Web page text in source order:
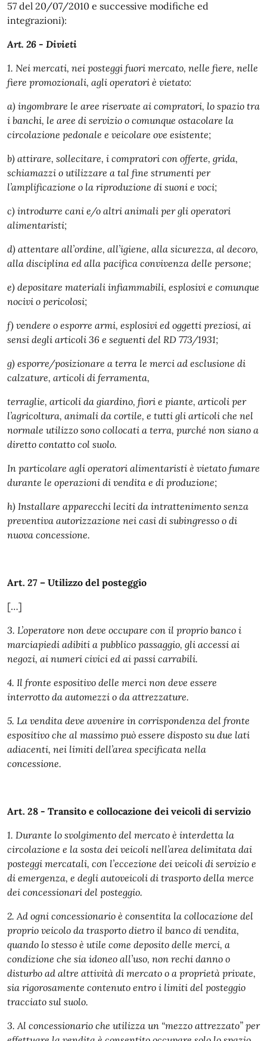
57 del 20/07/2010 e successive modifiche ed
integrazioni):
Art. 26 - Divieti
1. Nei mercati, nei posteggi fuori mercato, nelle fiere, nelle
fiere promozionali, agli operatori è vietato:
a) ingombrare le aree riservate ai compratori, lo spazio tra
i banchi, le aree di servizio o comunque ostacolare la
circolazione pedonale e veicolare ove esistente;
b) attirare, sollecitare, i compratori con offerte, grida,
schiamazzi o utilizzare a tal fine strumenti per
l’amplificazione o la riproduzione di suoni e voci;
c) introdurre cani e/o altri animali per gli operatori
alimentaristi;
d) attentare all’ordine, all’igiene, alla sicurezza, al decoro,
alla disciplina ed alla pacifica convivenza delle persone;
e) depositare materiali infiammabili, esplosivi e comunque
nocivi o pericolosi;
f) vendere o esporre armi, esplosivi ed oggetti preziosi, ai
sensi degli articoli 36 e seguenti del RD 773/1931;
g) esporre/posizionare a terra le merci ad esclusione di
calzature, articoli di ferramenta,
terraglie, articoli da giardino, fiori e piante, articoli per
l’agricoltura, animali da cortile, e tutti gli articoli che nel
normale utilizzo sono collocati a terra, purché non siano a
diretto contatto col suolo.
In particolare agli operatori alimentaristi è vietato fumare
durante le operazioni di vendita e di produzione;
h) Installare apparecchi leciti da intrattenimento senza
preventiva autorizzazione nei casi di subingresso o di
nuova concessione.
Art. 27 – Utilizzo del posteggio
[…]
3. L’operatore non deve occupare con il proprio banco i
marciapiedi adibiti a pubblico passaggio, gli accessi ai
negozi, ai numeri civici ed ai passi carrabili.
4. Il fronte espositivo delle merci non deve essere
interrotto da automezzi o da attrezzature.
5. La vendita deve avvenire in corrispondenza del fronte
espositivo che al massimo può essere disposto su due lati
adiacenti, nei limiti dell’area specificata nella
concessione.
Art. 28 - Transito e collocazione dei veicoli di servizio
1. Durante lo svolgimento del mercato è interdetta la
circolazione e la sosta dei veicoli nell’area delimitata dai
posteggi mercatali, con l’eccezione dei veicoli di servizio e
di emergenza, e degli autoveicoli di trasporto della merce
dei concessionari del posteggio.
2. Ad ogni concessionario è consentita la collocazione del
proprio veicolo da trasporto dietro il banco di vendita,
quando lo stesso è utile come deposito delle merci, a
condizione che sia idoneo all’uso, non rechi danno o
disturbo ad altre attività di mercato o a proprietà private,
sia rigorosamente contenuto entro i limiti del posteggio
tracciato sul suolo.
3. Al concessionario che utilizza un “mezzo attrezzato” per